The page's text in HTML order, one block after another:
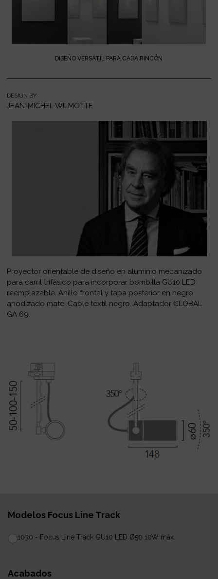
DISEÑO VERSÁTIL PARA CADA RINCÓN
DESIGN BY
JEAN-MICHEL WILMOTTE
Proyector orientable de diseño en aluminio mecanizado
para carril trifásico para incorporar bombilla GU10 LED
reemplazable. Anillo frontal y tapa posterior en negro
anodizado mate. Cable textil negro. Adaptador GLOBAL
GA 69.
Modelos Focus Line Track
1030 - Focus Line Track GU10 LED Ø50 10W máx.
Acabados